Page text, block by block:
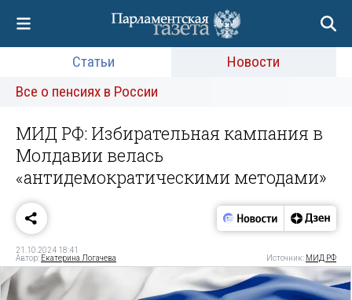
Статьи
Новости
Все о пенсиях в России
МИД РФ: Избирательная кампания в
Молдавии велась
«антидемократическими методами»
21.10.2024 18:41
Автор: Екатерина Логачева Источник: МИД РФ